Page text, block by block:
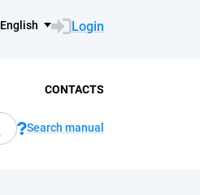
English Login
CONTACTS
Search manual